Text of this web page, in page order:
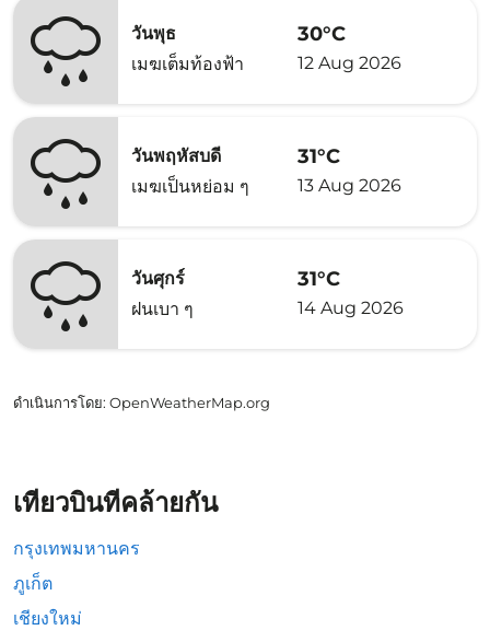
วันพุธ
เมฆเต็มท้องฟ้า
30°C
12 Aug 2026
วันพฤหัสบดี
เมฆเป็นหย่อม ๆ
31°C
13 Aug 2026
วันศุกร์
ฝนเบา ๆ
31°C
14 Aug 2026
ดำเนินการโดย: OpenWeatherMap.org
เที่ยวบินที่คล้ายกัน
กรุงเทพมหานคร
ภูเก็ต
เชียงใหม่